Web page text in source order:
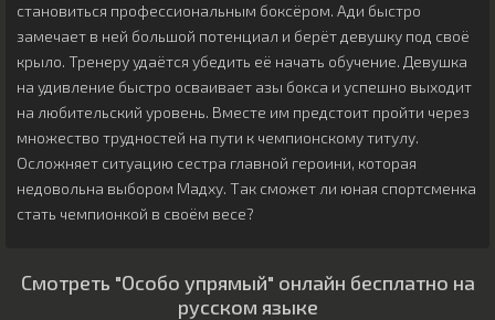
становиться профессиональным боксёром. Ади быстро
замечает в ней большой потенциал и берёт девушку под своё
крыло. Тренеру удаётся убедить её начать обучение. Девушка
на удивление быстро осваивает азы бокса и успешно выходит
на любительский уровень. Вместе им предстоит пройти через
множество трудностей на пути к чемпионскому титулу.
Осложняет ситуацию сестра главной героини, которая
недовольна выбором Мадху. Так сможет ли юная спортсменка
стать чемпионкой в своём весе?
Смотреть "Особо упрямый" онлайн бесплатно на
русском языке